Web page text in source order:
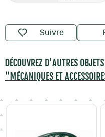
Suivre
DÉCOUVREZ D'AUTRES
"MÉCANIQUES ET